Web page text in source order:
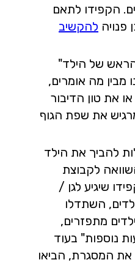
הקפידו לתאם
פנויה להקשיב
של הילד"
מבין מה אומרים,
את טון הדיבור
את שפת הגוף
להביך את הילד
לקבוצת
שיגיע לגן /
השתדלו
מתפזרים,
נוספות" בעוד
את המסגרת, הביאו